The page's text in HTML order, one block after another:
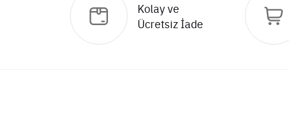
Kolay ve
Ücretsiz İade